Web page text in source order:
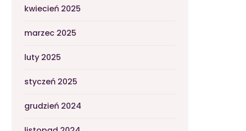
kwiecień 2025
marzec 2025
luty 2025
styczeń 2025
grudzień 2024